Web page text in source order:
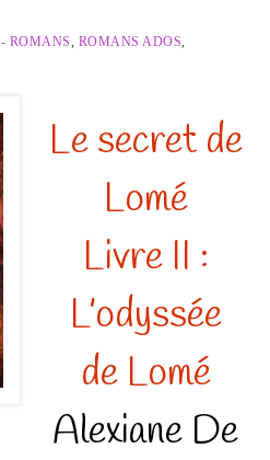
- ROMANS, ROMANS ADOS,
Le secret de
Lomé
Livre II :
L’odyssée
de Lomé
Alexiane De